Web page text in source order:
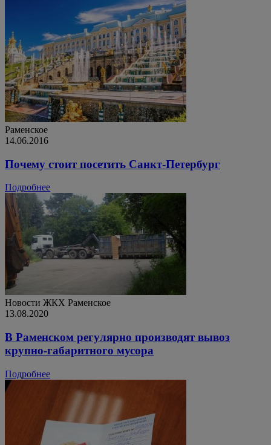
Раменское
14.06.2016
Почему стоит посетить Санкт-Петербург
Подробнее
Новости ЖКХ Раменское
13.08.2020
В Раменском регулярно производят вывоз
крупно-габаритного мусора
Подробнее